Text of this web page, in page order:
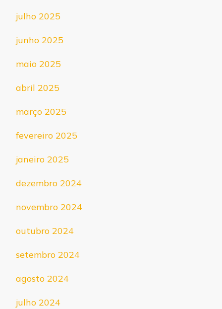
julho 2025
junho 2025
maio 2025
abril 2025
março 2025
fevereiro 2025
janeiro 2025
dezembro 2024
novembro 2024
outubro 2024
setembro 2024
agosto 2024
julho 2024